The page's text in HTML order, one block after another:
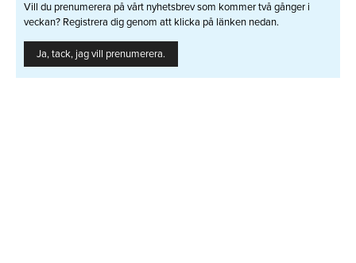
Vill du prenumerera på vårt nyhetsbrev som kommer två gånger i
veckan? Registrera dig genom att klicka på länken nedan.
Ja, tack, jag vill prenumerera.